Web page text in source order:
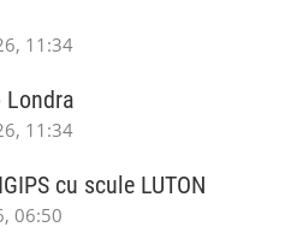
11:34
11:34
cu scule LUTON
06:50